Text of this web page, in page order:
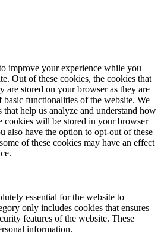
improve your experience while you
Out of these cookies, the cookies that
are stored on your browser as they are
functionalities of the website. We
help us analyze and understand how
cookies will be stored in your browser
also have the option to opt-out of these
of these cookies may have an effect
essential for the website to
only includes cookies that ensures
features of the website. These
information.